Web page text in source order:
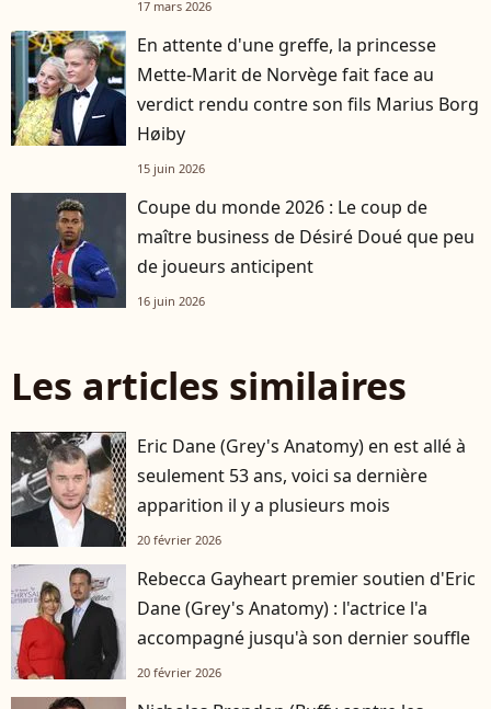
17 mars 2026
En attente d'une greffe, la princesse
Mette-Marit de Norvège fait face au
verdict rendu contre son fils Marius Borg
Høiby
15 juin 2026
Coupe du monde 2026 : Le coup de
maître business de Désiré Doué que peu
de joueurs anticipent
16 juin 2026
Les articles similaires
Eric Dane (Grey's Anatomy) en est allé à
seulement 53 ans, voici sa dernière
apparition il y a plusieurs mois
20 février 2026
Rebecca Gayheart premier soutien d'Eric
Dane (Grey's Anatomy) : l'actrice l'a
accompagné jusqu'à son dernier souffle
20 février 2026